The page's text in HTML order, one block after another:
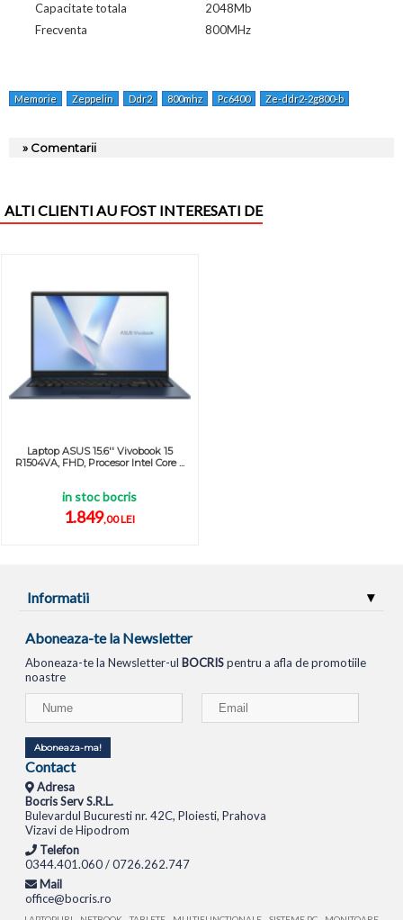
Capacitate totala
2048Mb
Frecventa
800MHz
Memorie Zeppelin Ddr2 800mhz Pc6400 Ze-ddr2-2g800-b
» Comentarii
ALTI CLIENTI AU FOST INTERESATI DE
Laptop ASUS 15.6'' Vivobook 15
R1504VA, FHD, Procesor Intel Core ...
in stoc bocris
1.849,00 LEI
Informatii
Aboneaza-te la Newsletter
Aboneaza-te la Newsletter-ul BOCRISpentru a afla de promotiile
noastre
Aboneaza-ma!
Contact
Adresa
Bocris Serv S.R.L.
Bulevardul Bucuresti nr. 42C, Ploiesti, Prahova
Vizavi de Hipodrom
Telefon
0344.401.060 / 0726.262.747
Mail
office@bocris.ro